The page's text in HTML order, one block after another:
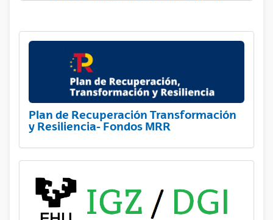
Plan de Recuperación Transformación
y Resiliencia- Fondos MRR